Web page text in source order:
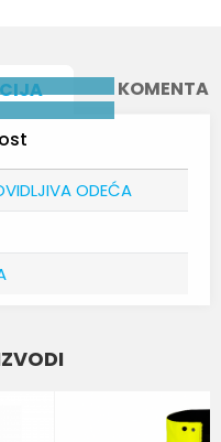
ODEĆA